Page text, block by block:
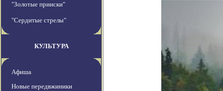
"Золотые прииски"
"Сердитые стрелы"
КУЛЬТУРА
Афиша
Новые передвжиники